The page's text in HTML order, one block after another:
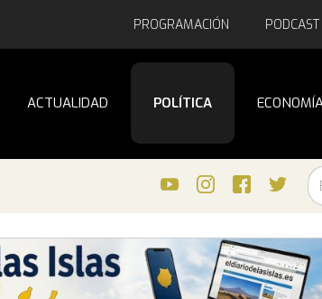
PROGRAMACIÓN PODCAST
ACTUALIDAD POLÍTICA